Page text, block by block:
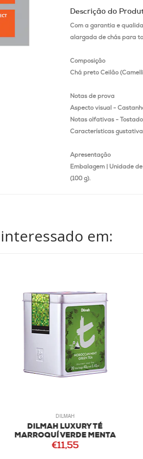
Descrição do
Com a garantia e
alargada de chás para
Composição
Chá preto Ceilão
Notas de prova
Aspecto visual -
Notas olfativas -
Características
Apresentação
Embalagem | Unidade
(100 g).
em:
DILMAH
DILMAH LUXURY TÉ
MARROQUÍ VERDE MENTA
€11,55